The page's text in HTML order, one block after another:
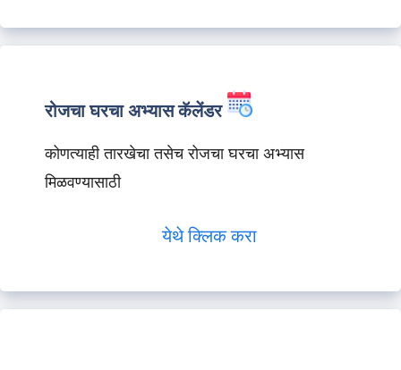
रोजचा घरचा अभ्यास कॅलेंडर
कोणत्याही तारखेचा तसेच रोजचा घरचा अभ्यास
मिळवण्यासाठी
येथे क्लिक करा